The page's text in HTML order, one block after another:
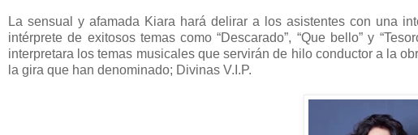
La sensual y afamada Kiara hará delirar a los asistentes con una
intérprete de exitosos temas como “Descarado”, “Que bello” y
interpretara los temas musicales que servirán de hilo conductor a la
la gira que han denominado; Divinas V.I.P.